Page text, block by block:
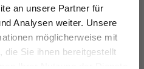
an unsere Partner für
Analysen weiter. Unsere
möglicherweise mit
die Sie ihnen bereitgestellt
DROPS MERINO
EXTRA FINE
zu 50%